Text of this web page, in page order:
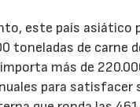
este país asiático
toneladas de carne
más de
para satisfacer